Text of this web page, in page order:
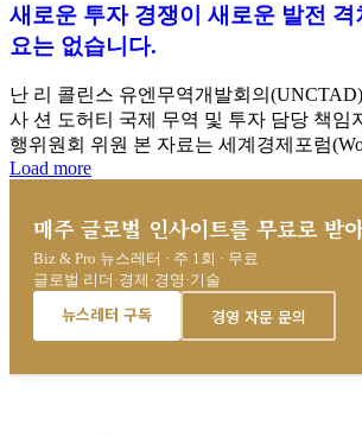
새로운 투자 경쟁이 새로운 발전 격
요는 없습니다.
난 리 콜린스 유엔무역개발회의(UNCTAD)
사 션 도허티 국제 무역 및 투자 담당 책임
행위원회 위원 본 자료는 세계경제포럼
Load more
매주 글로벌 인사이트를 무료로 받
Biz & Pro 뉴스레터 · 주 1회 · 무료
글로벌 리더·경제·경영·기술
뉴스레터 구독 경영 자문 문의